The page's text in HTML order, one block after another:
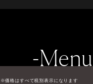
-Menu
※価格はすべて税別表示になります